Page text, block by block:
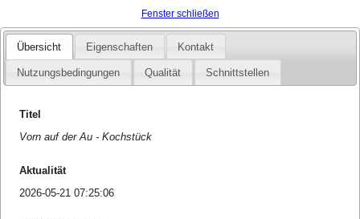
Fenster schließen
Übersicht Eigenschaften Kontakt
Nutzungsbedingungen Qualität Schnittstellen
Titel
Vorn auf der Au - Kochstück
Aktualität
2026-05-21 07:25:06